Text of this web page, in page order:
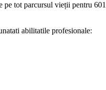
tot parcursul vieții pentru
abilitatile profesionale: